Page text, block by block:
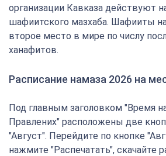
организации Кавказа действуют
шафиитского мазхаба. Шафииты
второе место в мире по числу
ханафитов.
Расписание намаза 2026 на
Под главным заголовком "Время
Правлених" расположены две
"Август". Перейдите по кнопке
нажмите "Распечатать", скачайте